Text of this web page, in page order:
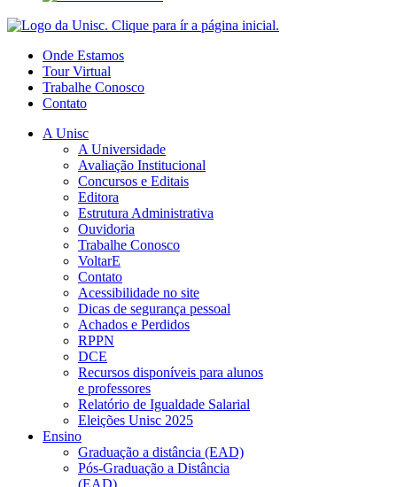
Onde Estamos
Tour Virtual
Trabalhe Conosco
Contato
A Unisc
A Universidade
Avaliação Institucional
Concursos e Editais
Editora
Estrutura Administrativa
Ouvidoria
Trabalhe Conosco
VoltarE
Contato
Acessibilidade no site
Dicas de segurança pessoal
Achados e Perdidos
RPPN
DCE
Recursos disponíveis para alunos
e professores
Relatório de Igualdade Salarial
Eleições Unisc 2025
Ensino
Graduação a distância (EAD)
Pós-Graduação a Distância
(EAD)